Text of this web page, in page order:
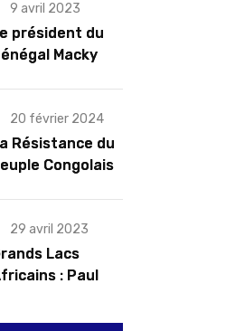
cinq ans
9 avril 2023
président du
Macky
des
20 février 2024
Résistance du
Congolais
le Rwanda
29 avril 2023
Lacs
: Paul
le blason